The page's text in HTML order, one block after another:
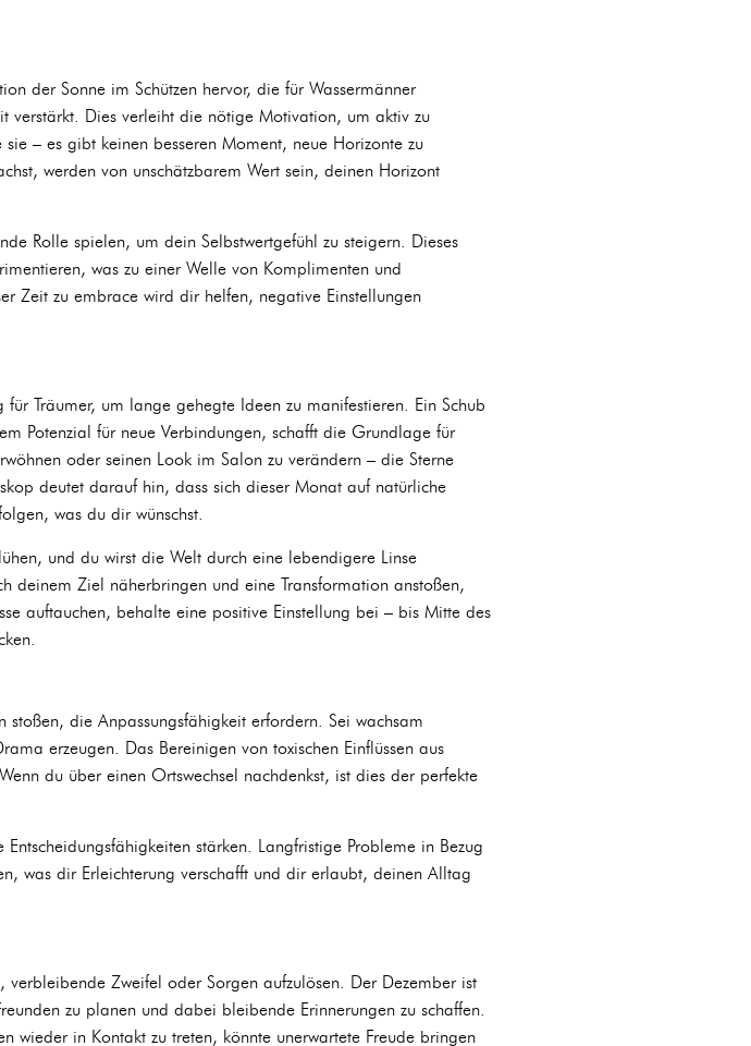
der Sonne im Schützen hervor, die für Wassermänner
verstärkt. Dies verleiht die nötige Motivation, um aktiv zu
– es gibt keinen besseren Moment, neue Horizonte zu
werden von unschätzbarem Wert sein, deinen Horizont
Rolle spielen, um dein Selbstwertgefühl zu steigern. Dieses
was zu einer Welle von Komplimenten und
Zeit zu embrace wird dir helfen, negative Einstellungen
Träumer, um lange gehegte Ideen zu manifestieren. Ein Schub
Potenzial für neue Verbindungen, schafft die Grundlage für
oder seinen Look im Salon zu verändern – die Sterne
deutet darauf hin, dass sich dieser Monat auf natürliche
was du dir wünschst.
und du wirst die Welt durch eine lebendigere Linse
deinem Ziel näherbringen und eine Transformation anstoßen,
auftauchen, behalte eine positive Einstellung bei – bis Mitte des
die Anpassungsfähigkeit erfordern. Sei wachsam
erzeugen. Das Bereinigen von toxischen Einflüssen aus
du über einen Ortswechsel nachdenkst, ist dies der perfekte
stärken. Langfristige Probleme in Bezug
was dir Erleichterung verschafft und dir erlaubt, deinen Alltag
Zweifel oder Sorgen aufzulösen. Der Dezember ist
zu planen und dabei bleibende Erinnerungen zu schaffen.
wieder in Kontakt zu treten, könnte unerwartete Freude bringen